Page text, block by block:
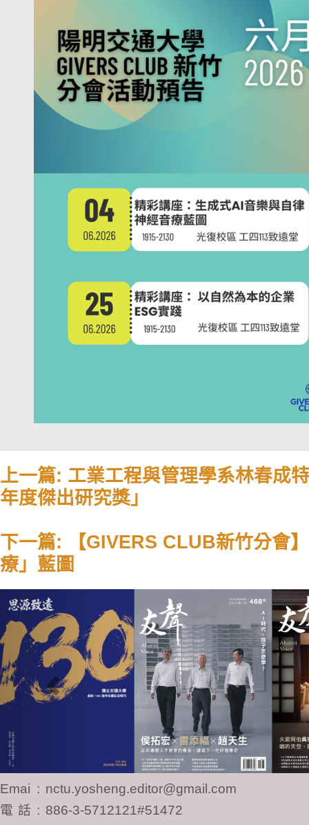
上一篇: 工業工程與管理學系林春成
年度傑出研究獎」
下一篇: 【GIVERS CLUB新竹分會
療」藍圖
Previous
Email : nctu.yosheng.editor@gmail.com
電話 : 886-3-5712121#51472